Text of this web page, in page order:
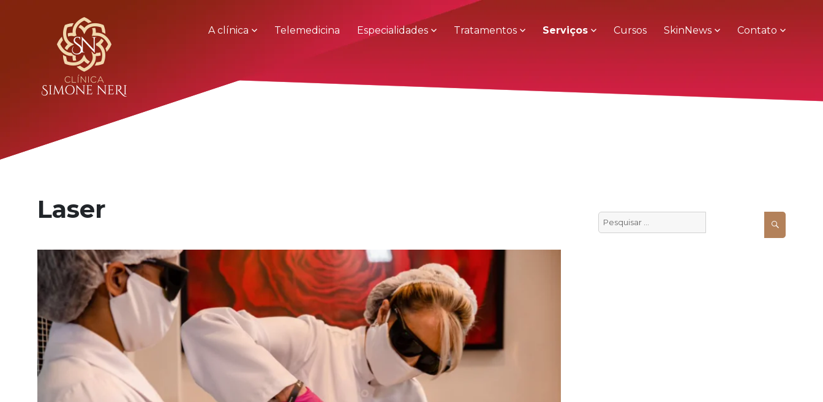
A clínica Telemedicina Especialidades Tratamentos Serviços Cursos SkinNews Contato
Laser
Pesquisar
por: